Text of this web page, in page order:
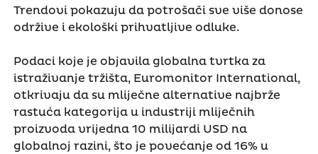
Trendovi pokazuju da potrošači sve više donose
održive i ekološki prihvatljive odluke.
Podaci koje je objavila globalna tvrtka za
istraživanje tržišta, Euromonitor International,
otkrivaju da su mliječne alternative najbrže
rastuća kategorija u industriji mliječnih
proizvoda vrijedna 10 milijardi USD na
globalnoj razini, što je povećanje od 16% u